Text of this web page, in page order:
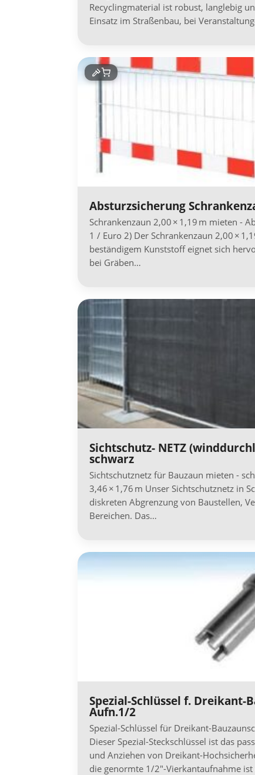
Recyclingmaterial ist robust, langlebig
Einsatz im Straßenbau, bei
Absturzsicherung
Schrankenzaun 2,00 × 1,19 m mieten -
1 / Euro 2) Der Schrankenzaun 2,00 ×
beständigem Kunststoff eignet sich
bei Gräben…
Sichtschutz- NETZ
schwarz
Sichtschutznetz für Bauzaun mieten -
3,46 × 1,76 m Unser Sichtschutznetz in
diskreten Abgrenzung von Baustellen,
Bereichen. Das…
Spezial-Schlüssel f. Dreikant-
Aufn.1/2
Spezial-Schlüssel für Dreikant-
Dieser Spezial-Steckschlüssel ist das
und Anziehen von Dreikant-
die genormte 1/2″-Vierkantaufnahme